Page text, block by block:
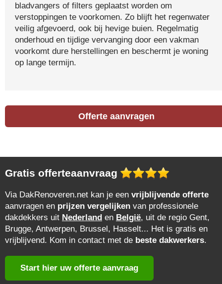
bladvangers of filters geplaatst worden om
verstoppingen te voorkomen. Zo blijft het regenwater
veilig afgevoerd, ook bij hevige buien. Regelmatig
onderhoud en tijdige vervanging door een vakman
voorkomt dure herstellingen en beschermt je woning
op lange termijn.
Offerte aanvragen
Gratis offerteaanvraag
Via DakRenoveren.net kan je een vrijblijvende offerte
aanvragen en prijzen vergelijken van professionele
dakdekkers uit Nederland en België, uit de regio Gent,
Brugge, Antwerpen, Brussel, Hasselt... Het is gratis en
vrijblijvend. Kom in contact met de beste dakwerkers.
Start hier uw offerte aanvraag